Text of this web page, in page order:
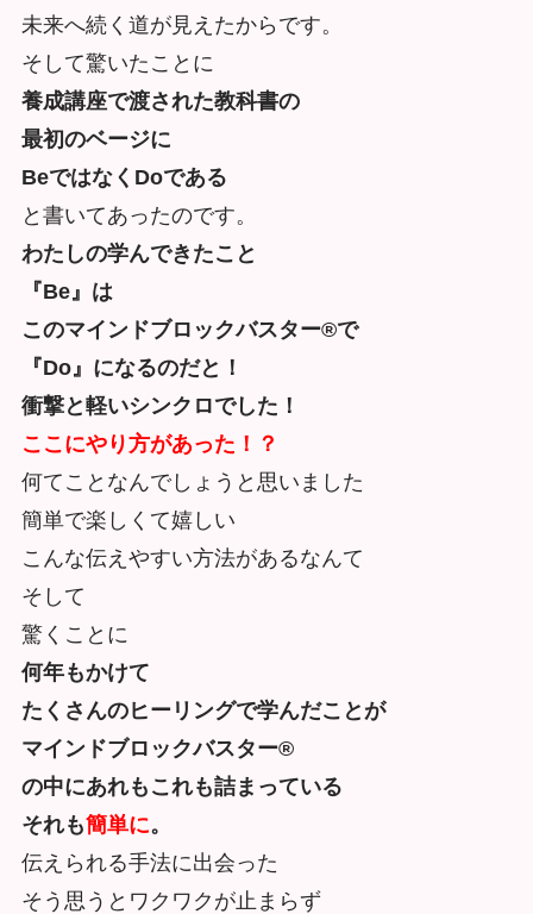
未来へ続く道が見えたからです。
そして驚いたことに
養成講座で渡された教科書の
最初のベージに
BeではなくDoである
と書いてあったのです。
わたしの学んできたこと
『Be』は
このマインドブロックバスター®で
『Do』になるのだと！
衝撃と軽いシンクロでした！
ここにやり方があった！？
何てことなんでしょうと思いました
簡単で楽しくて嬉しい
こんな伝えやすい方法があるなんて
そして
驚くことに
何年もかけて
たくさんのヒーリングで学んだことが
マインドブロックバスター®
の中にあれもこれも詰まっている
それも簡単に。
伝えられる手法に出会った
そう思うとワクワクが止まらず